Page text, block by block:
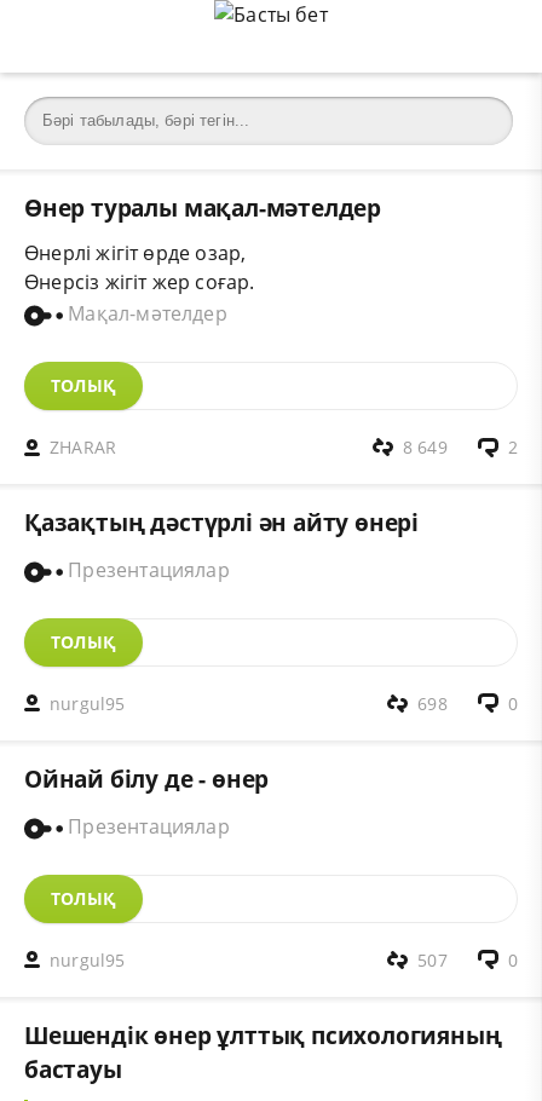
Өнер туралы мақал-мәтелдер
Өнерлі жігіт өрде озар,
Өнерсіз жігіт жер соғар.
Мақал-мәтелдер
ТОЛЫҚ
ZHARAR 2
8 649
Қазақтың дәстүрлі ән айту өнері
Презентациялар
ТОЛЫҚ
nurgul95 0
698
Ойнай білу де - өнер
Презентациялар
ТОЛЫҚ
nurgul95 0
507
Шешендік өнер ұлттық психологияның
бастауы